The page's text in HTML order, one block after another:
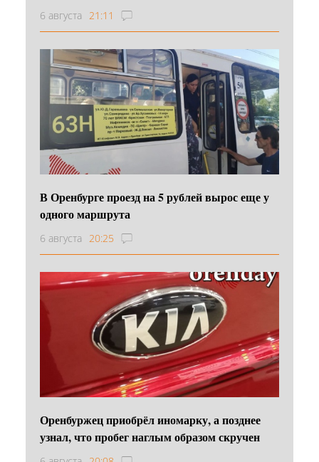
6 августа 21:11
В Оренбурге проезд на 5 рублей вырос еще у
одного маршрута
6 августа 20:25
Оренбуржец приобрёл иномарку, а позднее
узнал, что пробег наглым образом скручен